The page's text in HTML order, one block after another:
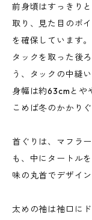
前身頃はすっきり
取り、見た目のポ
を確保しています。
タックを取った後
う、タックの中縫
身幅は約63cmとや
こめば冬のかかり
首ぐりは、マフラ
も、中にタートル
味の丸首でデザイン
太めの袖は袖口に